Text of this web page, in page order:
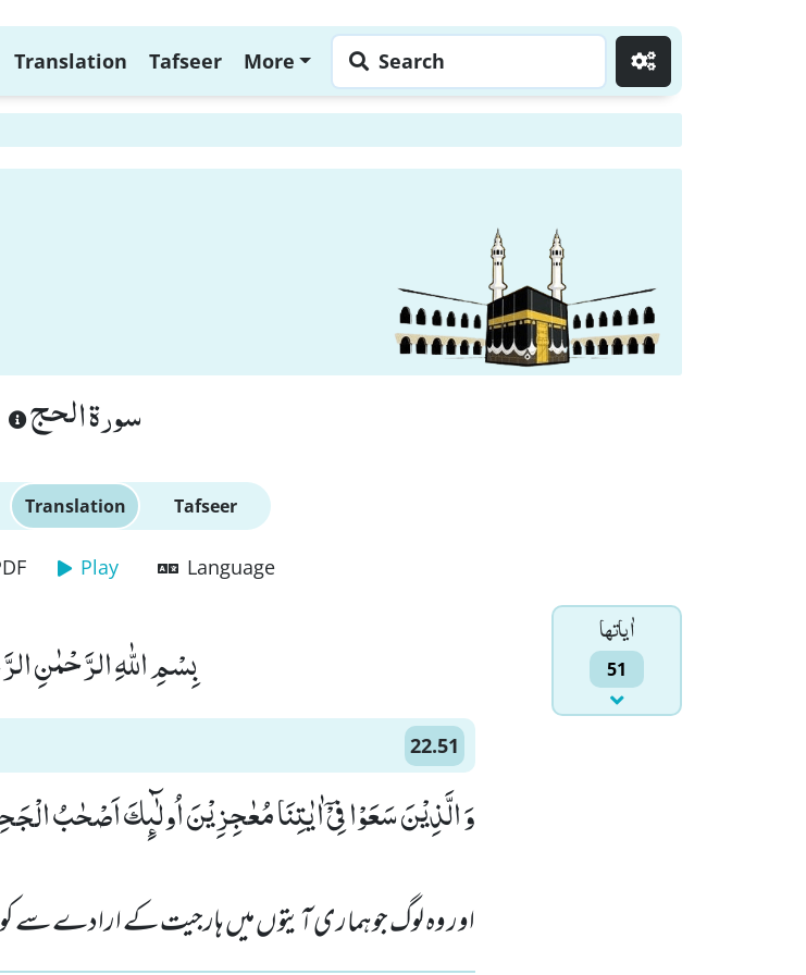
Translation Tafseer More Search
سورة الحج
Translation Tafseer
Play Language
اٰياتها
51 بِسْمِ اللّٰهِ الرَّحْمٰنِ
22.51
وَ الَّذِیْنَ سَعَوْا فِیْۤ اٰیٰتِنَا مُعٰجِزِیْنَ اُولٰٓىٕكَ اَصْحٰبُ
اور وہ لوگ جوہماری آیتوں میں ہارجیت کے ارادے سے